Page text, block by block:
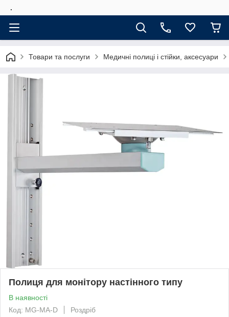
.
Товари та послуги Медичні полиці і стійки, аксесуари
Полиця для монітору настінного типу
В наявності
Код: MG-MA-D
Роздріб